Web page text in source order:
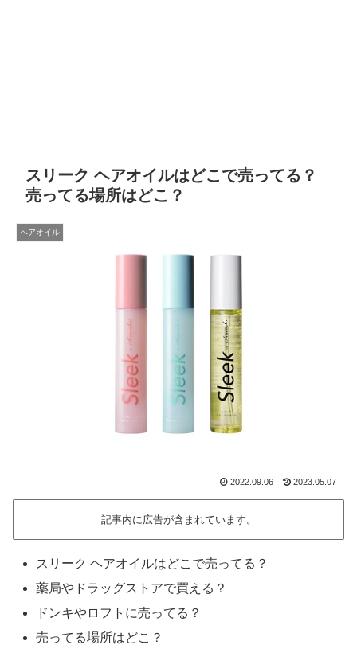
スリーク ヘアオイルはどこで売ってる？
売ってる場所はどこ？
ヘアオイル
2022.09.06 2023.05.07
記事内に広告が含まれています。
スリーク ヘアオイルはどこで売ってる？
薬局やドラッグストアで買える？
ドンキやロフトに売ってる？
売ってる場所はどこ？